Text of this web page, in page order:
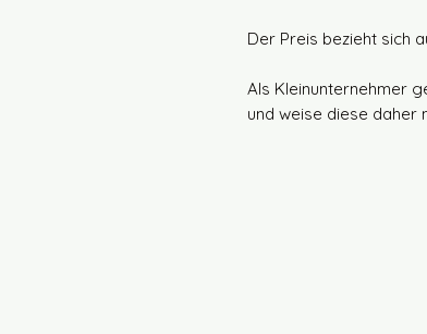
Der Preis bezieht sich
Als Kleinunternehmer
und weise diese daher